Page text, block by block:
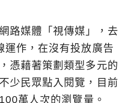
路媒體「視傳媒」，去
運作，在沒有投放廣告
憑藉著策劃類型多元的
少民眾點入閱覽，目前
萬人次的瀏覽量。